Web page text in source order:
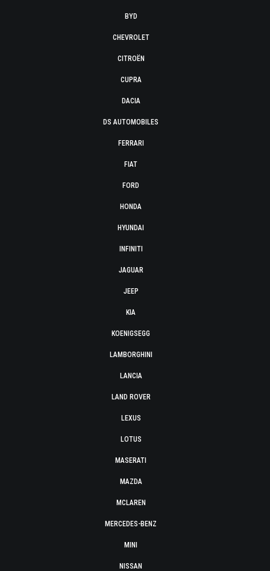
BYD
CHEVROLET
CITROËN
CUPRA
DACIA
DS AUTOMOBILES
FERRARI
FIAT
FORD
HONDA
HYUNDAI
INFINITI
JAGUAR
JEEP
KIA
KOENIGSEGG
LAMBORGHINI
LANCIA
LAND ROVER
LEXUS
LOTUS
MASERATI
MAZDA
MCLAREN
MERCEDES-BENZ
MINI
NISSAN